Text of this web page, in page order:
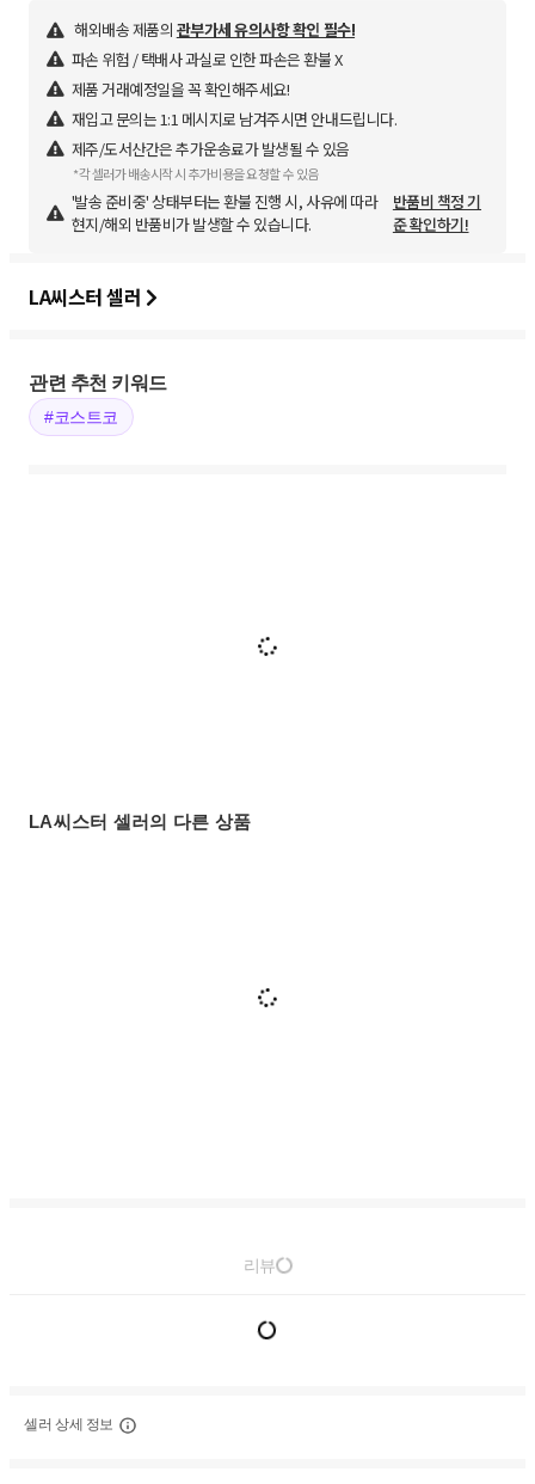
해외배송 제품의 관부가세 유의사항 확인 필수!
파손 위험 / 택배사 과실로 인한 파손은 환불 X
제품 거래예정일을 꼭 확인해주세요!
재입고 문의는 1:1 메시지로 남겨주시면 안내드립니다.
제주/도서산간은 추가운송료가 발생될 수 있음
*각 셀러가 배송시작 시 추가비용을 요청할 수 있음
'발송 준비중' 상태부터는 환불 진행 시, 사유에 따라
현지/해외 반품비가 발생할 수 있습니다.
반품비 책정 기
준 확인하기!
LA씨스터 셀러
관련 추천 키워드
#코스트코
LA씨스터 셀러의 다른 상품
리뷰
셀러 상세 정보